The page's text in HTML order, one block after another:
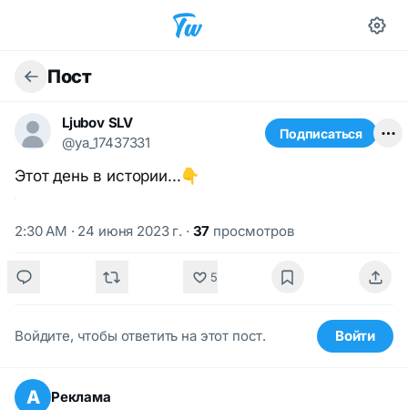
Пост
Ljubov SLV
@ya_17437331
Подписаться
Этот день в истории...👇
2:30 AM · 24 июня 2023 г. · 37 просмотров
5
Войдите, чтобы ответить на этот пост. Войти
А Реклама